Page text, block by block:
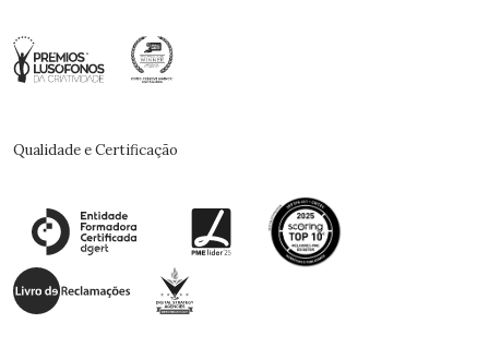
Qualidade e Certificação